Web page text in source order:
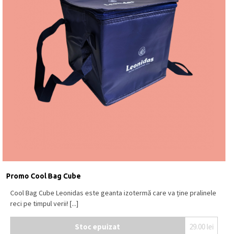
Promo Cool Bag Cube
Cool Bag Cube Leonidas este geanta izotermă care va ține pralinele
reci pe timpul verii! [...]
Stoc epuizat 29.00 lei